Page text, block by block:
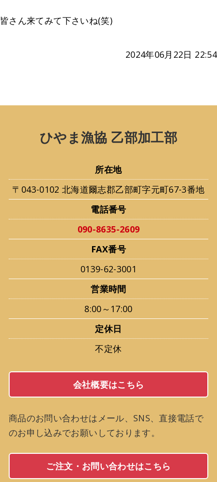
皆さん来てみて下さいね(笑)
2024年06月22日 22:54
ひやま漁協 乙部加工部
所在地
〒043-0102 北海道爾志郡乙部町字元町67-3番地
電話番号
090-8635-2609
FAX番号
0139-62-3001
営業時間
8:00～17:00
定休日
不定休
会社概要はこちら
商品のお問い合わせはメール、SNS、直接電話で
のお申し込みでお願いしております。
ご注文・お問い合わせはこちら